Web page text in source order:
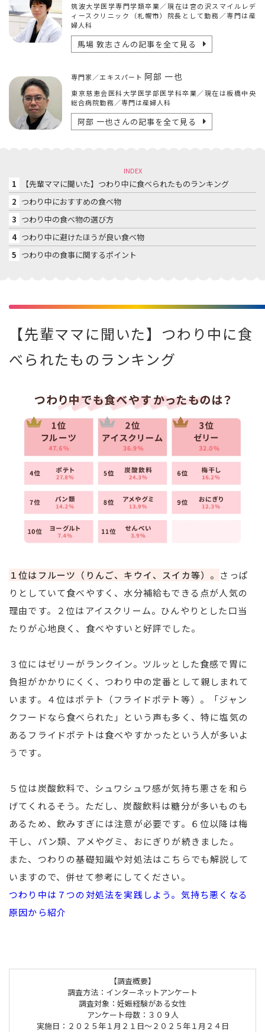
筑波大学医学専門学類卒業／現在は宮の沢スマイルレデ
ィースクリニック（札幌市）院長として勤務／専門は産
婦人科
馬場 敦志さんの記事を全て見る
専門家／エキスパート 阿部 一也
東京慈恵会医科大学医学部医学科卒業／現在は板橋中央
総合病院勤務／専門は産婦人科
阿部 一也さんの記事を全て見る
INDEX
1
【先輩ママに聞いた】つわり中に食べられたものランキング
2 つわり中におすすめの食べ物
3 つわり中の食べ物の選び方
4 つわり中に避けたほうが良い食べ物
5 つわり中の食事に関するポイント
【先輩ママに聞いた】つわり中に食
べられたものランキング
１位はフルーツ（りんご、キウイ、スイカ等）。 さっぱ
りとしていて食べやすく、水分補給もできる点が人気の
理由です。２位はアイスクリーム。ひんやりとした口当
たりが心地良く、食べやすいと好評でした。
３位にはゼリーがランクイン。ツルッとした食感で胃に
負担がかかりにくく、つわり中の定番として親しまれて
います。４位はポテト（フライドポテト等）。「ジャン
クフードなら食べられた」という声も多く、特に塩気の
あるフライドポテトは食べやすかったという人が多いよ
うです。
５位は炭酸飲料で、シュワシュワ感が気持ち悪さを和ら
げてくれるそう。ただし、炭酸飲料は糖分が多いものも
あるため、飲みすぎには注意が必要です。６位以降は梅
干し、パン類、アメやグミ、おにぎりが続きました。
また、つわりの基礎知識や対処法はこちらでも解説して
いますので、併せて参考にしてください。
つわり中は７つの対処法を実践しよう。気持ち悪くなる
原因から紹介
【調査概要】
調査方法：インターネットアンケート
調査対象：妊娠経験がある女性
アンケート母数：３０９人
実施日：２０２５年１月２１日～２０２５年１月２４日